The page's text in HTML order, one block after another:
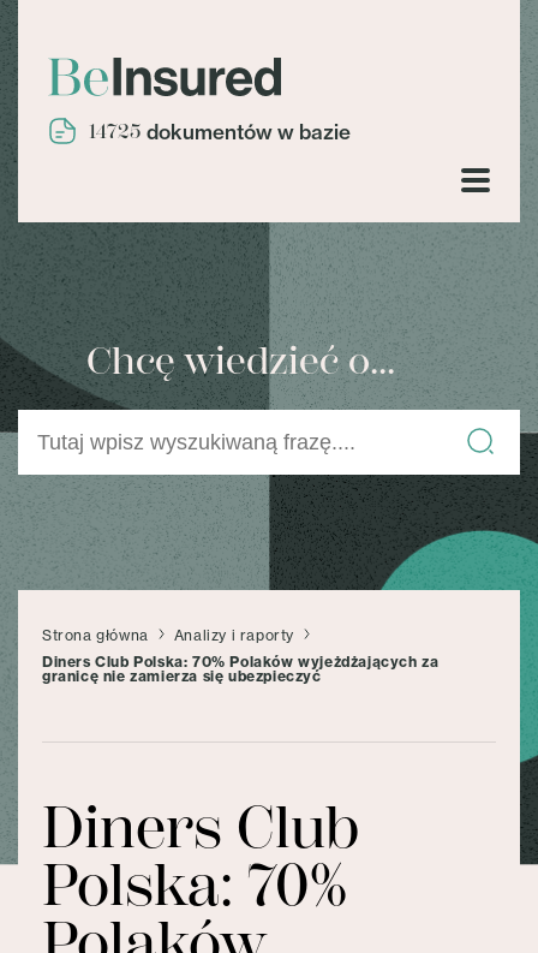
14725 dokumentów w bazie
Chcę wiedzieć o...
Strona główna
Analizy i raporty
Diners Club Polska: 70% Polaków wyjeżdżających za
granicę nie zamierza się ubezpieczyć
Diners Club
Polska: 70%